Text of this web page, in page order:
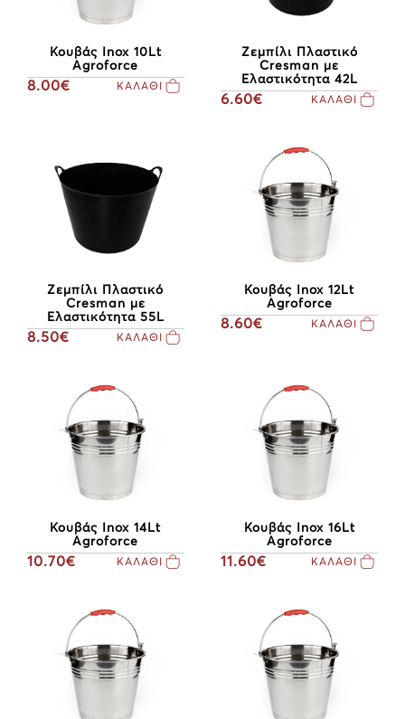
Κουβάς Inox 10Lt
Agroforce
8.00€ ΚΑΛΑΘΙ
Ζεμπίλι Πλαστικό
Cresman με
Ελαστικότητα 42L
6.60€ ΚΑΛΑΘΙ
Ζεμπίλι Πλαστικό
Cresman με
Ελαστικότητα 55L
8.50€ ΚΑΛΑΘΙ
Κουβάς Inox 12Lt
Agroforce
8.60€ ΚΑΛΑΘΙ
Κουβάς Inox 14Lt
Agroforce
10.70€ ΚΑΛΑΘΙ
Κουβάς Inox 16Lt
Agroforce
11.60€ ΚΑΛΑΘΙ